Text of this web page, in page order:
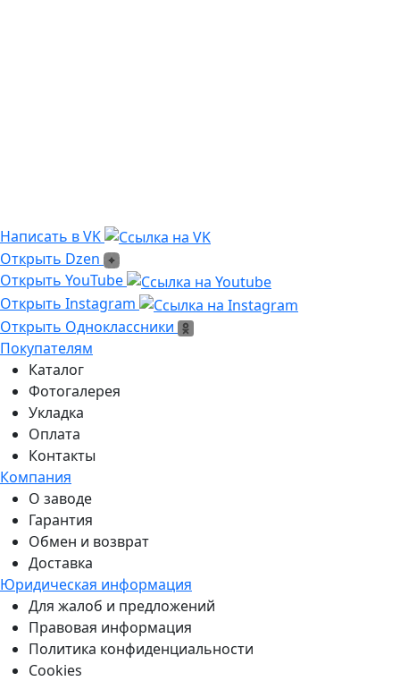
Написать в VK
Написать в VK
Открыть Dzen
Открыть Dzen
Ссылка на Youtube
Открыть YouTube
Ссылка на Instagram
Открыть Instagram
Открыть Одноклассники
Открыть Одноклассники
Покупателям
Каталог
Фотогалерея
Укладка
Оплата
Контакты
Компания
О заводе
Гарантия
Обмен и возврат
Доставка
Юридическая информация
Для жалоб и предложений
Правовая информация
Политика конфиденциальности
Cookies